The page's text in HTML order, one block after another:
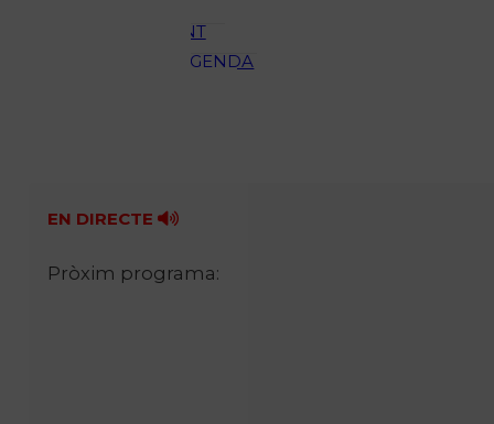
AMBIENT
AGENDA
Fes-te'n soci!
EN DIRECTE
Pròxim programa: